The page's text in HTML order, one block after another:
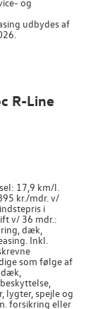
RESERVEDELE
udbydes af
R-Line
17,9 km/l.
kr./mdr. v/
i
v/ 36 mdr.:
dæk,
Inkl.
som følge af
dæk,
lygter, spejle og
forsikring eller